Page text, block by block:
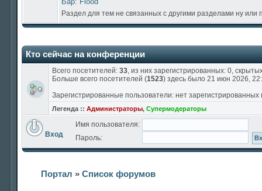
Раздел для тем не связанных с другими разделами ну или
Кто сейчас на конференции
Всего посетителей: 33, из них зарегистрированных: 0,
Больше всего посетителей (1523) здесь было 21 июн 2026,
Зарегистрированные пользователи: нет зарегистрированных
Легенда :: Администраторы, Супермодераторы
Вход
Имя пользователя:
Пароль:
Портал »Список форумов